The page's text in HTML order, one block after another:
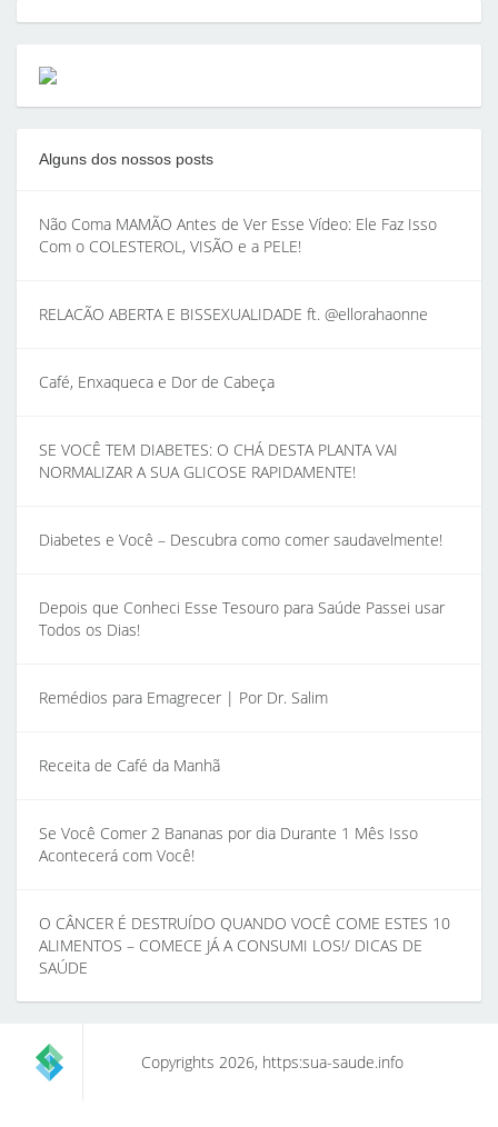
Alguns dos nossos posts
Não Coma MAMÃO Antes de Ver Esse Vídeo: Ele Faz Isso
Com o COLESTEROL, VISÃO e a PELE!
RELACÃO ABERTA E BISSEXUALIDADE ft. @ellorahaonne
Café, Enxaqueca e Dor de Cabeça
SE VOCÊ TEM DIABETES: O CHÁ DESTA PLANTA VAI
NORMALIZAR A SUA GLICOSE RAPIDAMENTE!
Diabetes e Você – Descubra como comer saudavelmente!
Depois que Conheci Esse Tesouro para Saúde Passei usar
Todos os Dias!
Remédios para Emagrecer | Por Dr. Salim
Receita de Café da Manhã
Se Você Comer 2 Bananas por dia Durante 1 Mês Isso
Acontecerá com Você!
O CÂNCER É DESTRUÍDO QUANDO VOCÊ COME ESTES 10
ALIMENTOS – COMECE JÁ A CONSUMI LOS!/ DICAS DE
SAÚDE
Copyrights 2026, https:sua-saude.info